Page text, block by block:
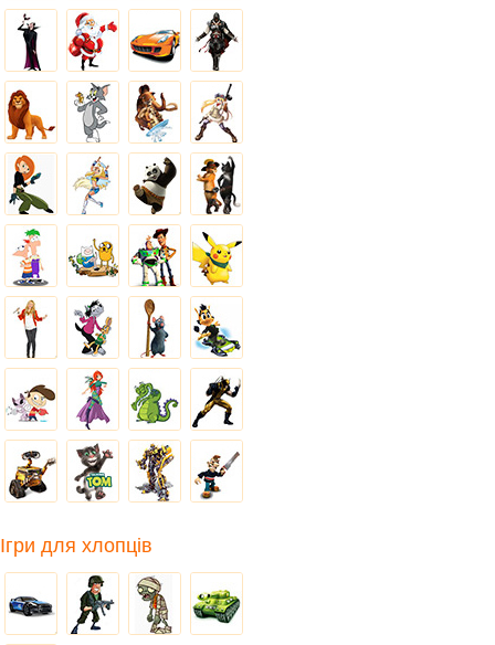
Ігри для хлопців